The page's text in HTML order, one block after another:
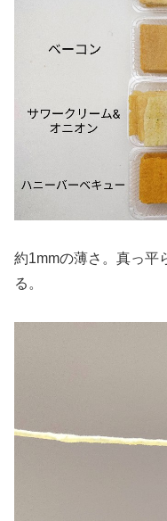
約1mmの薄さ。真っ平
る。